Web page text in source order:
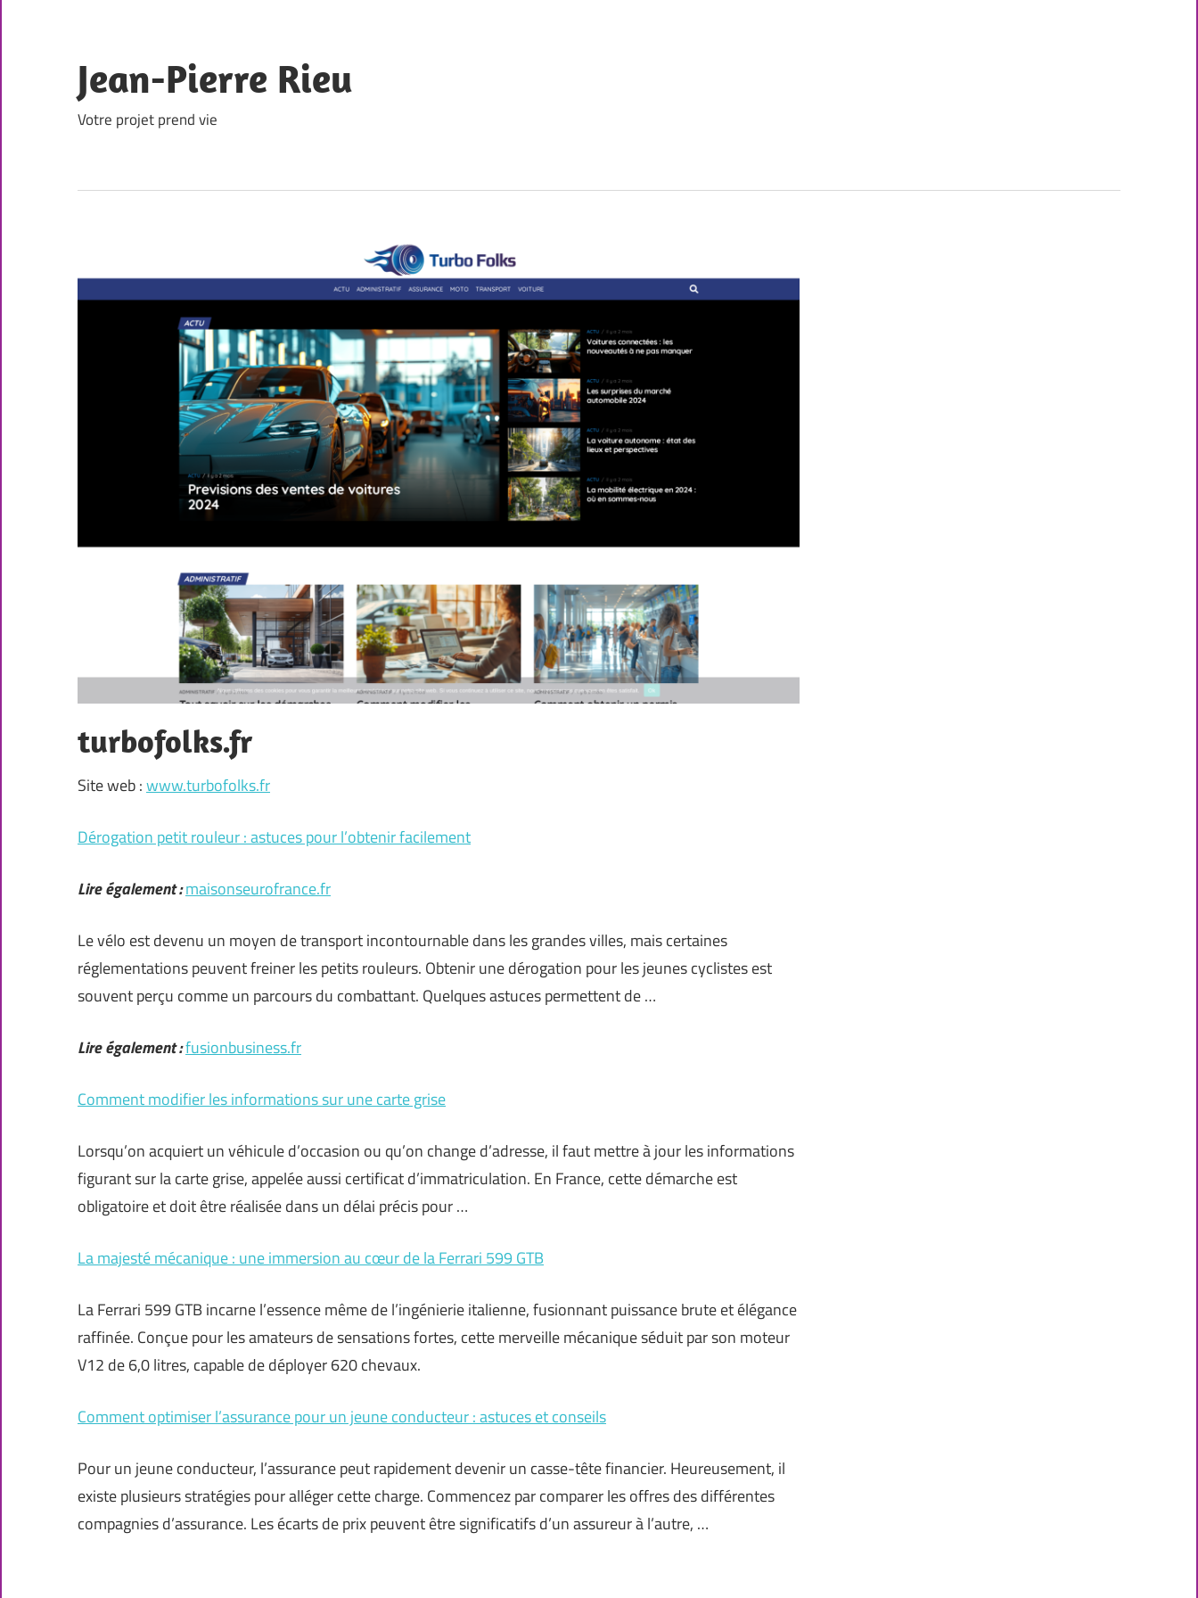
content
Jean-Pierre Rieu
Votre projet prend vie
turbofolks.fr
Site web :www.turbofolks.fr
Dérogation petit rouleur : astuces pour l’obtenir facilement
Lire également :maisonseurofrance.fr
Le vélo est devenu un moyen de transport incontournable dans les grandes villes, mais certaines
réglementations peuvent freiner les petits rouleurs. Obtenir une dérogation pour les jeunes cyclistes est
souvent perçu comme un parcours du combattant. Quelques astuces permettent de …
Lire également :fusionbusiness.fr
Comment modifier les informations sur une carte grise
Lorsqu’on acquiert un véhicule d’occasion ou qu’on change d’adresse, il faut mettre à jour les informations
figurant sur la carte grise, appelée aussi certificat d’immatriculation. En France, cette démarche est
obligatoire et doit être réalisée dans un délai précis pour …
La majesté mécanique : une immersion au cœur de la Ferrari 599 GTB
La Ferrari 599 GTB incarne l’essence même de l’ingénierie italienne, fusionnant puissance brute et élégance
raffinée. Conçue pour les amateurs de sensations fortes, cette merveille mécanique séduit par son moteur
V12 de 6,0 litres, capable de déployer 620 chevaux.
Comment optimiser l’assurance pour un jeune conducteur : astuces et conseils
Pour un jeune conducteur, l’assurance peut rapidement devenir un casse-tête financier. Heureusement, il
existe plusieurs stratégies pour alléger cette charge. Commencez par comparer les offres des différentes
compagnies d’assurance. Les écarts de prix peuvent être significatifs d’un assureur à l’autre, …